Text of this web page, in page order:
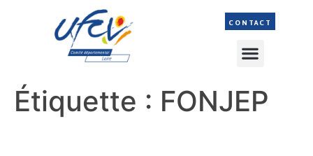
CONTACT
Étiquette : FONJEP